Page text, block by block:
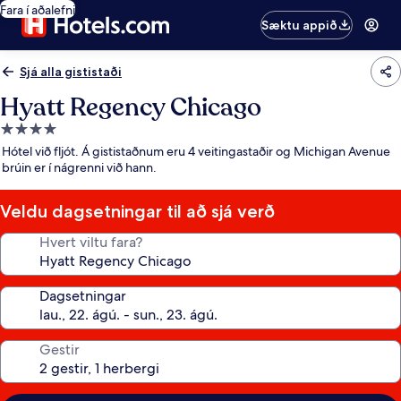
Fara í aðalefni
Sæktu appið
Sjá alla gististaði
Hyatt Regency Chicago
4.0
stjörnu
gististaður
Hótel við fljót. Á gististaðnum eru 4 veitingastaðir og Michigan Avenue
brúin er í nágrenni við hann.
Veldu dagsetningar til að sjá verð
Hvert viltu fara?
Dagsetningar
Gestir